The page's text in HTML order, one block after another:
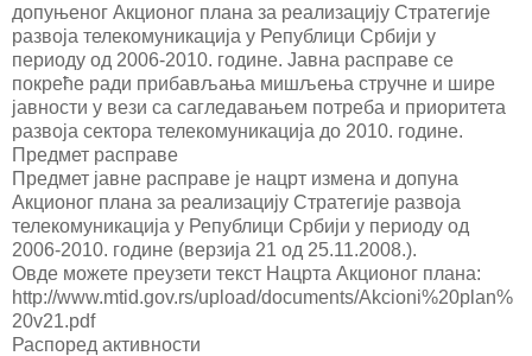
допуњеног Акционог плана за реализацију Стратегије
развоја телекомуникација у Републици Србији у
периоду од 2006-2010. године. Јавна расправе се
покреће ради прибављања мишљења стручне и шире
јавности у вези са сагледавањем потреба и приоритета
развоја сектора телекомуникација до 2010. године.
Предмет расправе
Предмет јавне расправе је нацрт измена и допуна
Акционог плана за реализацију Стратегије развоја
телекомуникација у Републици Србији у периоду од
2006-2010. године (верзија 21 од 25.11.2008.).
Овде можете преузети текст Нацрта Акционог плана:
http://www.mtid.gov.rs/upload/documents/Akcioni%20plan%
20v21.pdf
Распоред активности